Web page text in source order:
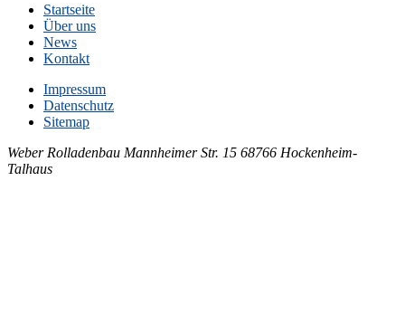
Startseite
Über uns
News
Kontakt
Impressum
Datenschutz
Sitemap
Weber Rolladenbau Mannheimer Str. 15 68766 Hockenheim-
Talhaus